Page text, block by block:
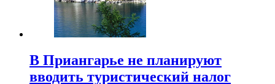
В Приангарье не планируют
вводить туристический налог